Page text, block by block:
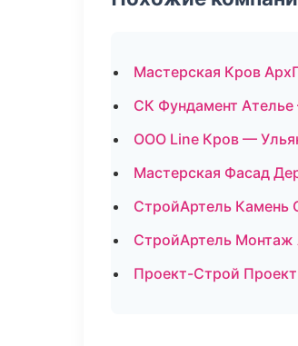
Мастерская Кров
СК Фундамент
ООО Line Кров —
Мастерская Фасад
СтройАртель Камень
СтройАртель
Проект-Строй